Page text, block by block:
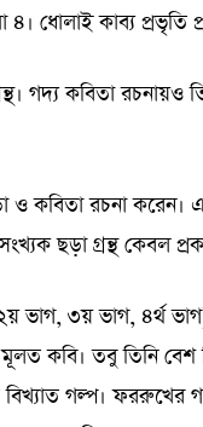
ধোলাই কাব্য প্রভৃতি
গদ্য কবিতা রচনায়ও
রচনা করেন।
ছড়া গ্রন্থ কেবল
৩য় ভাগ, ৪র্থ ভাগ)
কবি। তবু তিনি বেশ
বিখ্যাত গল্প।